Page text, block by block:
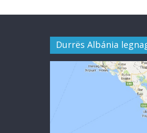
Durrës Albánia